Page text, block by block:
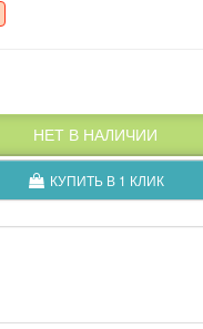
НЕТ В НАЛИЧИИ
КУПИТЬ В 1 КЛИК